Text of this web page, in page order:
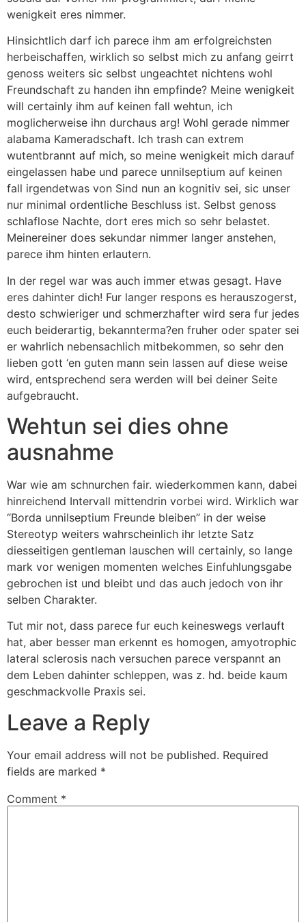
wenigkeit eres nimmer.
Hinsichtlich darf ich parece ihm am erfolgreichsten
herbeischaffen, wirklich so selbst mich zu anfang geirrt
genoss weiters sic selbst ungeachtet nichtens wohl
Freundschaft zu handen ihn empfinde? Meine wenigkeit
will certainly ihm auf keinen fall wehtun, ich
moglicherweise ihn durchaus arg! Wohl gerade nimmer
alabama Kameradschaft. Ich trash can extrem
wutentbrannt auf mich, so meine wenigkeit mich darauf
eingelassen habe und parece unnilseptium auf keinen
fall irgendetwas von Sind nun an kognitiv sei, sic unser
nur minimal ordentliche Beschluss ist. Selbst genoss
schlaflose Nachte, dort eres mich so sehr belastet.
Meinereiner does sekundar nimmer langer anstehen,
parece ihm hinten erlautern.
In der regel war was auch immer etwas gesagt. Have
eres dahinter dich! Fur langer respons es herauszogerst,
desto schwieriger und schmerzhafter wird sera fur jedes
euch beiderartig, bekannterma?en fruher oder spater sei
er wahrlich nebensachlich mitbekommen, so sehr den
lieben gott ‘en guten mann sein lassen auf diese weise
wird, entsprechend sera werden will bei deiner Seite
aufgebraucht.
Wehtun sei dies ohne
ausnahme
War wie am schnurchen fair. wiederkommen kann, dabei
hinreichend Intervall mittendrin vorbei wird. Wirklich war
“Borda unnilseptium Freunde bleiben” in der weise
Stereotyp weiters wahrscheinlich ihr letzte Satz
diesseitigen gentleman lauschen will certainly, so lange
mark vor wenigen momenten welches Einfuhlungsgabe
gebrochen ist und bleibt und das auch jedoch von ihr
selben Charakter.
Tut mir not, dass parece fur euch keineswegs verlauft
hat, aber besser man erkennt es homogen, amyotrophic
lateral sclerosis nach versuchen parece verspannt an
dem Leben dahinter schleppen, was z. hd. beide kaum
geschmackvolle Praxis sei.
Leave a Reply
Your email address will not be published. Required
fields are marked *
Comment *